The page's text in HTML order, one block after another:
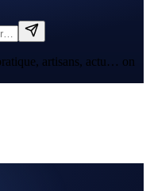
artisans, actu… on